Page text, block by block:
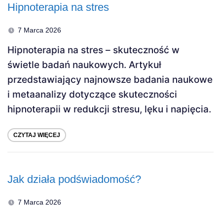
Hipnoterapia na stres
7 Marca 2026
Hipnoterapia na stres – skuteczność w
świetle badań naukowych. Artykuł
przedstawiający najnowsze badania naukowe
i metaanalizy dotyczące skuteczności
hipnoterapii w redukcji stresu, lęku i napięcia.
CZYTAJ WIĘCEJ
Jak działa podświadomość?
7 Marca 2026